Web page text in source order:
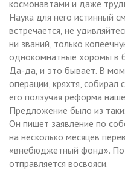
космонавтами и даже
Наука для него истинный
встречается, не
ни званий, только
однокомнатные хоромы в
Да-да, и это бывает. В
операции, кряхтя, собирал
его ползучая реформа
Предложение было из
Он пишет заявление по
на несколько месяцев
«внебюджетный фонд».
отправляется восвояси.